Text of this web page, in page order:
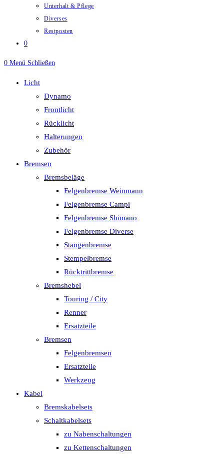
Unterhalt & Pflege
Diverses
Restposten
0
0 Menü Schließen
Licht
Dynamo
Frontlicht
Rücklicht
Halterungen
Zubehör
Bremsen
Bremsbeläge
Felgenbremse Weinmann
Felgenbremse Campi
Felgenbremse Shimano
Felgenbremse Diverse
Stangenbremse
Stempelbremse
Rücktrittbremse
Bremshebel
Touring / City
Renner
Ersatzteile
Bremsen
Felgenbremsen
Ersatzteile
Werkzeug
Kabel
Bremskabelsets
Schaltkabelsets
zu Nabenschaltungen
zu Kettenschaltungen